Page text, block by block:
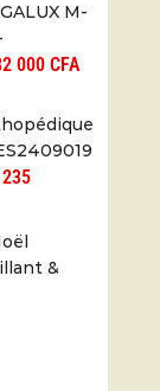
M-
cm000CFA
235
&